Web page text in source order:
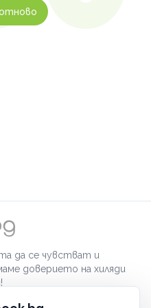
да се чувстват и
доверието на хиляди